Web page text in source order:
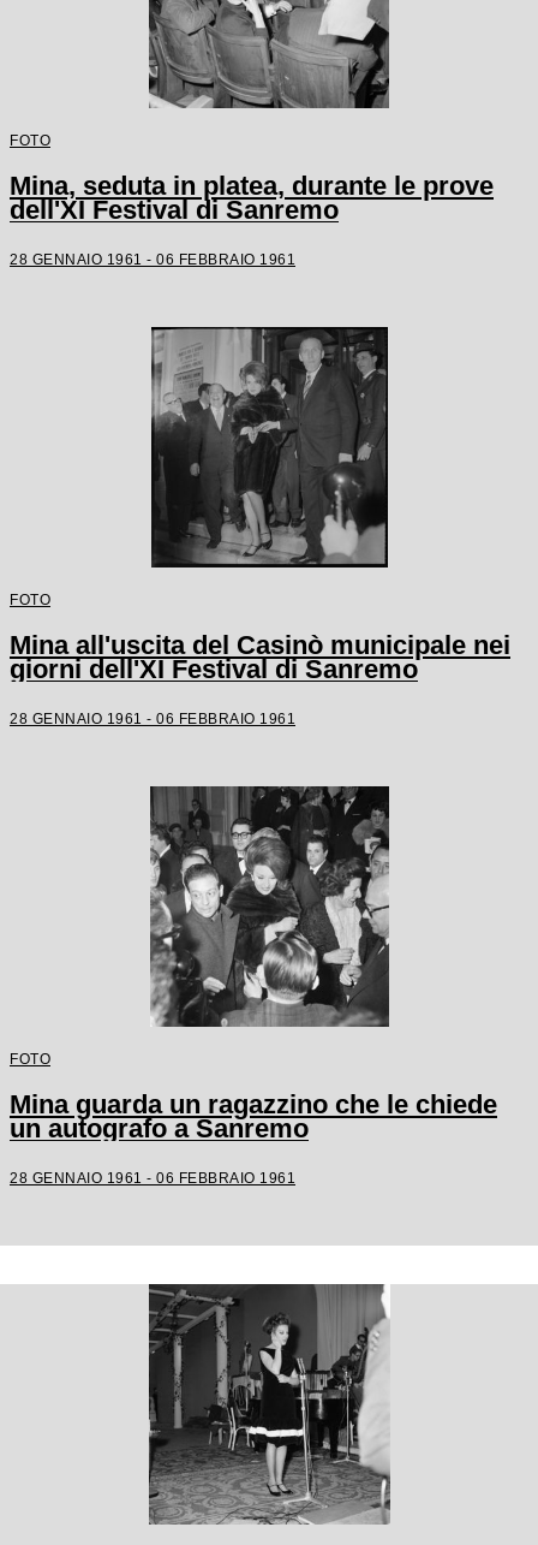
FOTO
Mina, seduta in platea, durante le prove
dell'XI Festival di Sanremo
28 GENNAIO 1961 - 06 FEBBRAIO 1961
FOTO
Mina all'uscita del Casinò municipale nei
giorni dell'XI Festival di Sanremo
28 GENNAIO 1961 - 06 FEBBRAIO 1961
FOTO
Mina guarda un ragazzino che le chiede
un autografo a Sanremo
28 GENNAIO 1961 - 06 FEBBRAIO 1961